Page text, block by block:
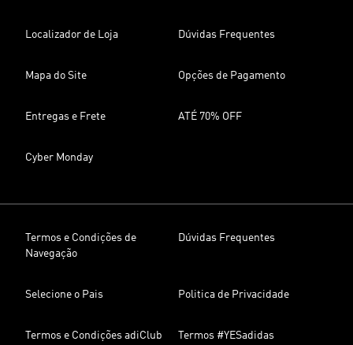
Localizador de Loja Dúvidas Frequentes
Mapa do Site Opções de Pagamento
Entregas e Frete ATÉ 70% OFF
Cyber Monday
Termos e Condições de
Navegação
Dúvidas Frequentes
Selecione o Pais Politica de Privacidade
Termos e Condições adiClub Termos #YESadidas